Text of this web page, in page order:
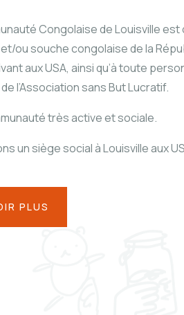
Congolaise de Louisville
et/ou souche congolaise de la
aux USA, ainsi qu’à toute
l’Association sans But Lucratif.
très active et sociale.
un siège social à Louisville aux
PLUS